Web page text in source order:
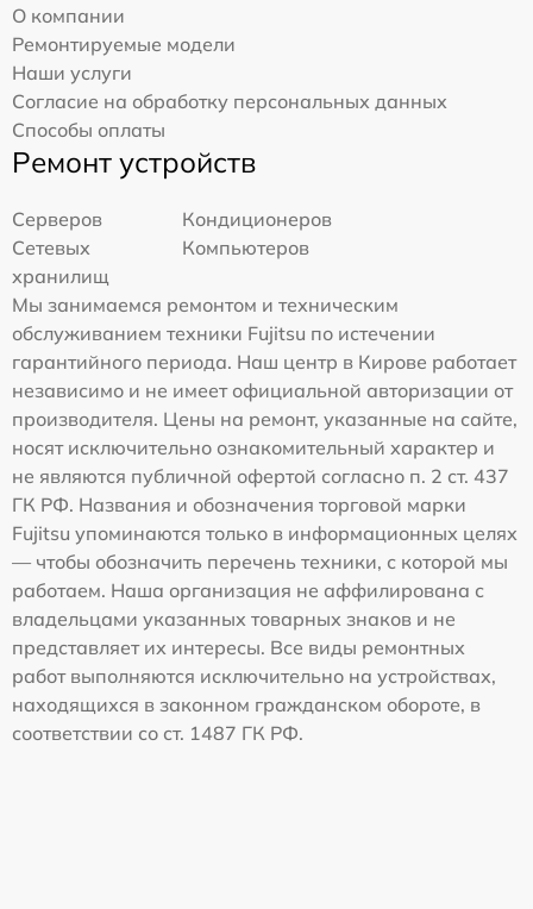
О компании
Ремонтируемые модели
Наши услуги
Согласие на обработку персональных данных
Способы оплаты
Ремонт устройств
Серверов
Кондиционеров
Сетевых
хранилищ
Компьютеров
Мы занимаемся ремонтом и техническим
обслуживанием техники Fujitsu по истечении
гарантийного периода. Наш центр в Кирове работает
независимо и не имеет официальной авторизации от
производителя. Цены на ремонт, указанные на сайте,
носят исключительно ознакомительный характер и
не являются публичной офертой согласно п. 2 ст. 437
ГК РФ. Названия и обозначения торговой марки
Fujitsu упоминаются только в информационных целях
— чтобы обозначить перечень техники, с которой мы
работаем. Наша организация не аффилирована с
владельцами указанных товарных знаков и не
представляет их интересы. Все виды ремонтных
работ выполняются исключительно на устройствах,
находящихся в законном гражданском обороте, в
соответствии со ст. 1487 ГК РФ.